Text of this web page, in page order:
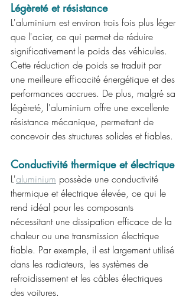
Légèreté et résistance
L'aluminium est environ trois fois plus léger
que l'acier, ce qui permet de réduire
significativement le poids des véhicules.
Cette réduction de poids se traduit par
une meilleure efficacité énergétique et des
performances accrues. De plus, malgré sa
légèreté, l'aluminium offre une excellente
résistance mécanique, permettant de
concevoir des structures solides et fiables.
Conductivité thermique et électrique
L'aluminium possède une conductivité
thermique et électrique élevée, ce qui le
rend idéal pour les composants
nécessitant une dissipation efficace de la
chaleur ou une transmission électrique
fiable. Par exemple, il est largement utilisé
dans les radiateurs, les systèmes de
refroidissement et les câbles électriques
des voitures.